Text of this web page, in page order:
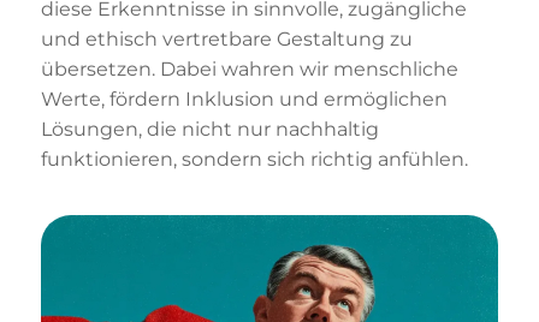
diese Erkenntnisse in sinnvolle, zugängliche
und ethisch vertretbare Gestaltung zu
übersetzen. Dabei wahren wir menschliche
Werte, fördern Inklusion und ermöglichen
Lösungen, die nicht nur nachhaltig
funktionieren, sondern sich richtig anfühlen.